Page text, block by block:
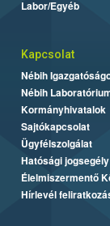
Labor/Egyéb
Kapcsolat
Nébih
Nébih
Kormányhivatalok
Sajtókapcsolat
Ügyfélszolgálat
Hatósági jogsegély
Élelmiszermentő
Hírlevél